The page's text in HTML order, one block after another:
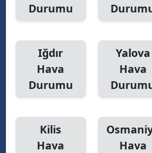
Durumu
Iğdır
Hava
Durumu
Yalova
Hava
Kilis
Hava
Hava